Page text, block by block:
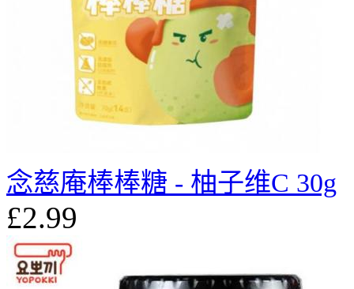
念慈庵棒棒糖 - 柚子维C 30g
£2.99